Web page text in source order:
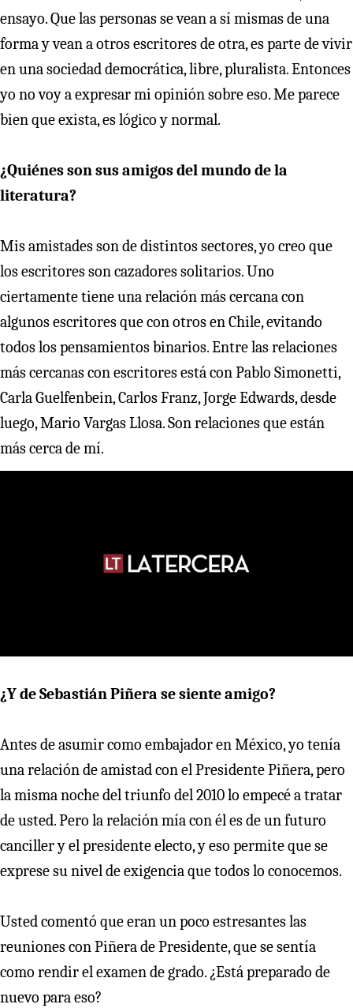
ensayo. Que las personas se vean a sí mismas de una
forma y vean a otros escritores de otra, es parte de vivir
en una sociedad democrática, libre, pluralista. Entonces
yo no voy a expresar mi opinión sobre eso. Me parece
bien que exista, es lógico y normal.
¿Quiénes son sus amigos del mundo de la
literatura?
Mis amistades son de distintos sectores, yo creo que
los escritores son cazadores solitarios. Uno
ciertamente tiene una relación más cercana con
algunos escritores que con otros en Chile, evitando
todos los pensamientos binarios. Entre las relaciones
más cercanas con escritores está con Pablo Simonetti,
Carla Guelfenbein, Carlos Franz, Jorge Edwards, desde
luego, Mario Vargas Llosa. Son relaciones que están
más cerca de mí.
¿Y de Sebastián Piñera se siente amigo?
Antes de asumir como embajador en México, yo tenía
una relación de amistad con el Presidente Piñera, pero
la misma noche del triunfo del 2010 lo empecé a tratar
de usted. Pero la relación mía con él es de un futuro
canciller y el presidente electo, y eso permite que se
exprese su nivel de exigencia que todos lo conocemos.
Usted comentó que eran un poco estresantes las
reuniones con Piñera de Presidente, que se sentía
como rendir el examen de grado. ¿Está preparado de
nuevo para eso?